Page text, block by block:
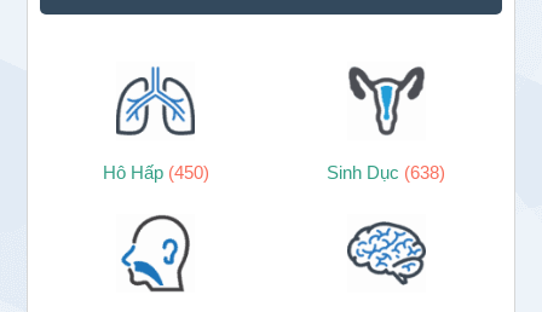
Hô Hấp (450) Sinh Dục (638)